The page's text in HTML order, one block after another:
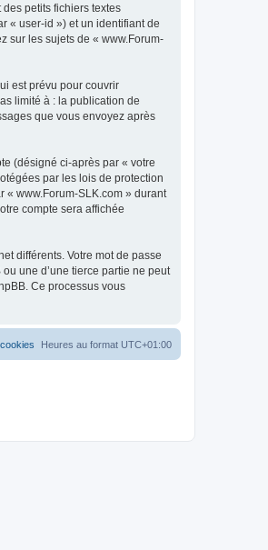
petits fichiers textes
« user-id ») et un identifiant de
sur les sujets de « www.Forum-
est prévu pour couvrir
limité à : la publication de
que vous envoyez après
(désigné ci-après par « votre
par les lois de protection
« www.Forum-SLK.com » durant
compte sera affichée
différents. Votre mot de passe
une d’une tierce partie ne peut
Ce processus vous
Heures au format UTC+01:00